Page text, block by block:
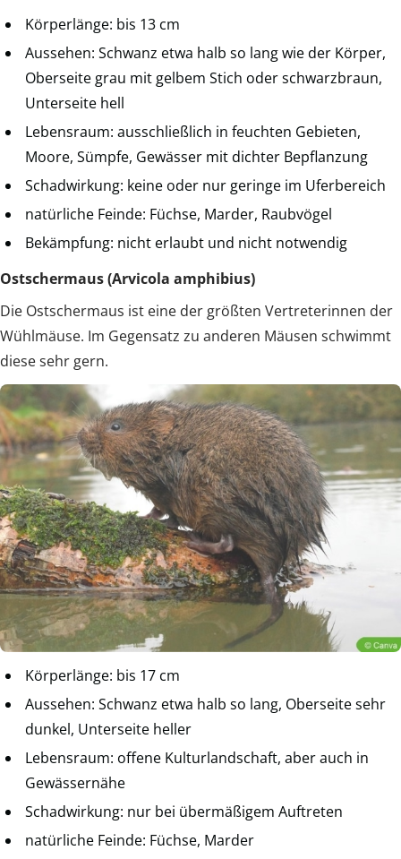
Körperlänge: bis 13 cm
Aussehen: Schwanz etwa halb so lang wie der Körper,
Oberseite grau mit gelbem Stich oder schwarzbraun,
Unterseite hell
Lebensraum: ausschließlich in feuchten Gebieten,
Moore, Sümpfe, Gewässer mit dichter Bepflanzung
Schadwirkung: keine oder nur geringe im Uferbereich
natürliche Feinde: Füchse, Marder, Raubvögel
Bekämpfung: nicht erlaubt und nicht notwendig
Ostschermaus (Arvicola amphibius)
Die Ostschermaus ist eine der größten Vertreterinnen der
Wühlmäuse. Im Gegensatz zu anderen Mäusen schwimmt
diese sehr gern.
Körperlänge: bis 17 cm
Aussehen: Schwanz etwa halb so lang, Oberseite sehr
dunkel, Unterseite heller
Lebensraum: offene Kulturlandschaft, aber auch in
Gewässernähe
Schadwirkung: nur bei übermäßigem Auftreten
natürliche Feinde: Füchse, Marder